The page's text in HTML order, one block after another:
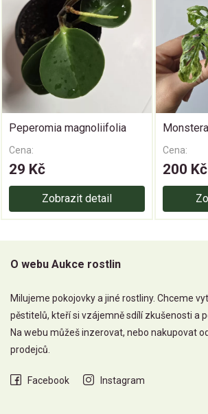
Peperomia magnoliifolia
Cena:
29 Kč
Zobrazit detail
Cena:
200 Kč
O webu Aukce rostlin
Milujeme pokojovky a jiné rostliny. Chceme
pěstitelů, kteří si vzájemně sdílí zkušenosti a
Na webu můžeš inzerovat, nebo nakupovat
prodejců.
Facebook Instagram